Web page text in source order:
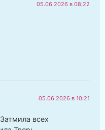
05.06.2026 в 08:22
05.06.2026 в 10:21
всех